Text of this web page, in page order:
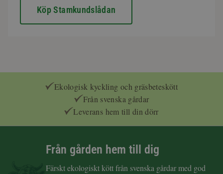
Köp Stamkundslådan
Ekologisk kyckling och gräsbeteskött
Från svenska gårdar
Leverans hem till din dörr
Från gården hem till dig
Färskt ekologiskt kött från svenska gårdar med god